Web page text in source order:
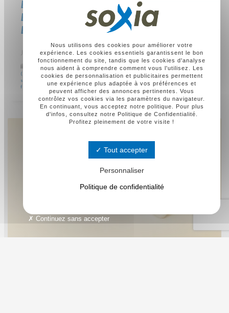
DOIVENT COMPRENDRE LES ÉLUS
DU COMITÉ SOCIAL ET
ÉCONOMIQUE (CSE) ?
JEUDI, 16 FÉVRIER 2023
Catégorie :Formations pour le comité économique et social
(CSE)
Formations pour les élus de CSE ,La consultation du CSE
sur les comptes de l'entreprise (situation économique et
financière),Missions légales pour le CSE
Nous utilisons des cookies pour améliorer votre
expérience. Les cookies essentiels garantissent le bon
fonctionnement du site, tandis que les cookies d'analyse
nous aident à comprendre comment vous l'utilisez. Les
cookies de personnalisation et publicitaires permettent
une expérience plus adaptée à vos préférences et
peuvent afficher des annonces pertinentes. Vous
contrôlez vos cookies via les paramètres du navigateur.
En continuant, vous acceptez notre politique. Pour plus
d'infos, consultez notre Politique de Confidentialité.
Profitez pleinement de votre visite !
Tout accepter
Personnaliser
Politique de confidentialité
Continuez sans accepter